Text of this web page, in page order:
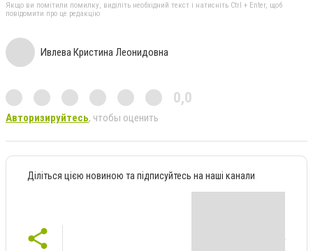
Якщо ви помітили помилку, виділіть необхідний текст і натисніть Ctrl + Enter, щоб
повідомити про це редакцію
Ивлева Кристина Леонидовна
0,0
Авторизируйтесь, чтобы оценить
Діліться цією новиною та підписуйтесь на наші канали